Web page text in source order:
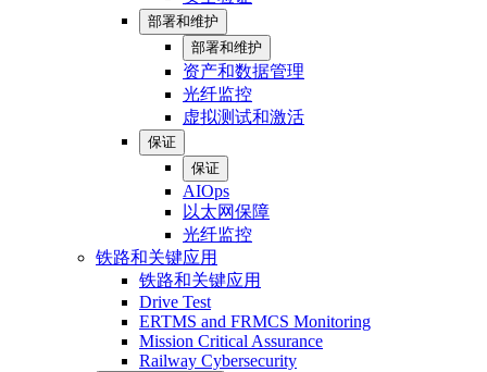
部署和维护
部署和维护
资产和数据管理
光纤监控
虚拟测试和激活
保证
保证
AIOps
以太网保障
光纤监控
铁路和关键应用
铁路和关键应用
Drive Test
ERTMS and FRMCS Monitoring
Mission Critical Assurance
Railway Cybersecurity